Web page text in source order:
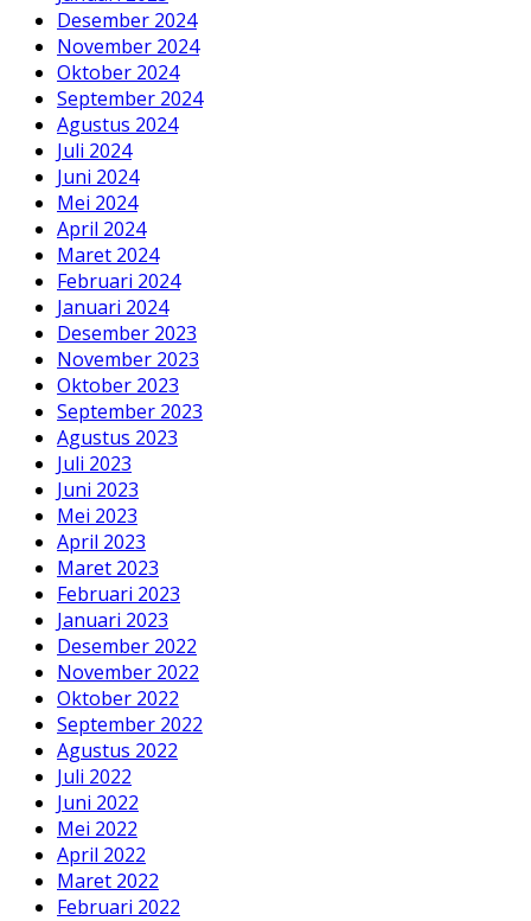
Desember 2024
November 2024
Oktober 2024
September 2024
Agustus 2024
Juli 2024
Juni 2024
Mei 2024
April 2024
Maret 2024
Februari 2024
Januari 2024
Desember 2023
November 2023
Oktober 2023
September 2023
Agustus 2023
Juli 2023
Juni 2023
Mei 2023
April 2023
Maret 2023
Februari 2023
Januari 2023
Desember 2022
November 2022
Oktober 2022
September 2022
Agustus 2022
Juli 2022
Juni 2022
Mei 2022
April 2022
Maret 2022
Februari 2022